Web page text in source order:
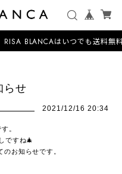
RISA BLANCAはいつでも送料無
らせ
2021/12/16 20:34
。
ですね🎄
お知らせです。